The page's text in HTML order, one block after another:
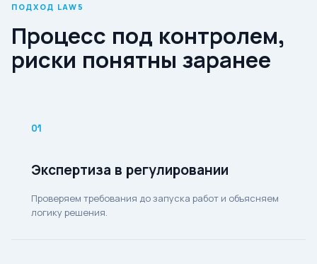
ПОДХОД LAW5
Процесс под контролем,
риски понятны заранее
01
Экспертиза в регулировании
Проверяем требования до запуска работ и объясняем
логику решения.